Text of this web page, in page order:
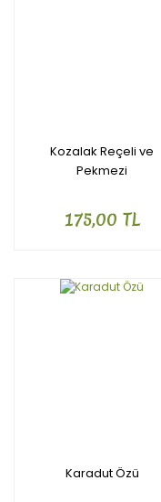
Kozalak Reçeli ve
Pekmezi
175,00 TL
Karadut Özü